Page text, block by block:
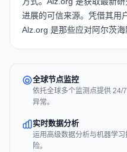
进展的可信来源。凭借其用
Alz.org 是那些应对阿尔茨海
全球节点监控
依托全球多个监测点提供 24/
异常。
实时数据分析
运用高级数据分析与机器学
险。